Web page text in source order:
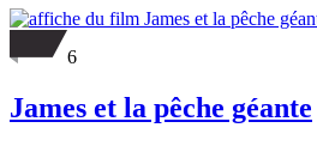
6
James et la pêche géante